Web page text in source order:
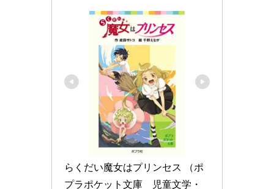
らくだい魔女はプリンセス （ポ
プラポケット文庫　児童文学・